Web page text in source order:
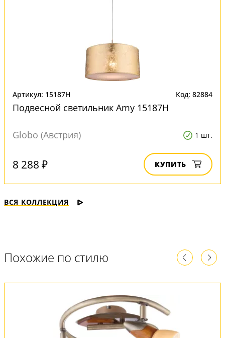
Артикул: 15187H Код: 82884
Подвесной светильник Amy 15187H
Globo (Австрия) 1 шт.
8 288 ₽ КУПИТЬ
ВСЯ КОЛЛЕКЦИЯ
Похожие по стилю